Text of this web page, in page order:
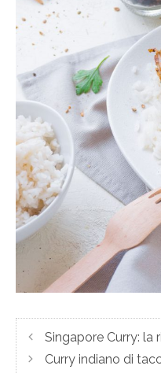
Singapore Curry: la
Curry indiano di